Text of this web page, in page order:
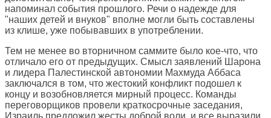
напоминал события прошлого. Речи о надежде для
"наших детей и внуков" вполне могли быть составлены
из клише, уже побывавших в употреблении.
Тем не менее во вторничном саммите было кое-что, что
отличало его от предыдущих. Смысл заявлений Шарона
и лидера Палестинской автономии Махмуда Аббаса
заключался в том, что жестокий конфликт подошел к
концу и возобновляется мирный процесс. Команды
переговорщиков провели краткосрочные заседания,